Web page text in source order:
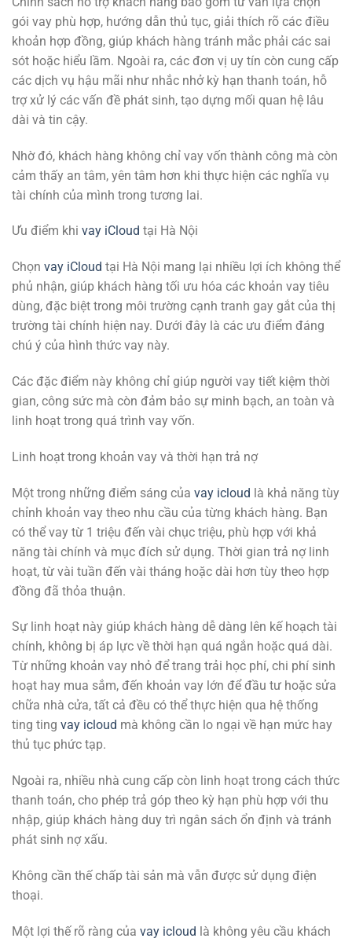
gói vay phù hợp, hướng dẫn thủ tục, giải thích rõ các điều
khoản hợp đồng, giúp khách hàng tránh mắc phải các sai
sót hoặc hiểu lầm. Ngoài ra, các đơn vị uy tín còn cung cấp
các dịch vụ hậu mãi như nhắc nhở kỳ hạn thanh toán, hỗ
trợ xử lý các vấn đề phát sinh, tạo dựng mối quan hệ lâu
dài và tin cậy.
Nhờ đó, khách hàng không chỉ vay vốn thành công mà còn
cảm thấy an tâm, yên tâm hơn khi thực hiện các nghĩa vụ
tài chính của mình trong tương lai.
Ưu điểm khi vay iCloud tại Hà Nội
Chọn vay iCloud tại Hà Nội mang lại nhiều lợi ích không thể
phủ nhận, giúp khách hàng tối ưu hóa các khoản vay tiêu
dùng, đặc biệt trong môi trường cạnh tranh gay gắt của thị
trường tài chính hiện nay. Dưới đây là các ưu điểm đáng
chú ý của hình thức vay này.
Các đặc điểm này không chỉ giúp người vay tiết kiệm thời
gian, công sức mà còn đảm bảo sự minh bạch, an toàn và
linh hoạt trong quá trình vay vốn.
Linh hoạt trong khoản vay và thời hạn trả nợ
Một trong những điểm sáng của vay icloud là khả năng tùy
chỉnh khoản vay theo nhu cầu của từng khách hàng. Bạn
có thể vay từ 1 triệu đến vài chục triệu, phù hợp với khả
năng tài chính và mục đích sử dụng. Thời gian trả nợ linh
hoạt, từ vài tuần đến vài tháng hoặc dài hơn tùy theo hợp
đồng đã thỏa thuận.
Sự linh hoạt này giúp khách hàng dễ dàng lên kế hoạch tài
chính, không bị áp lực về thời hạn quá ngắn hoặc quá dài.
Từ những khoản vay nhỏ để trang trải học phí, chi phí sinh
hoạt hay mua sắm, đến khoản vay lớn để đầu tư hoặc sửa
chữa nhà cửa, tất cả đều có thể thực hiện qua hệ thống
ting ting vay icloud mà không cần lo ngại về hạn mức hay
thủ tục phức tạp.
Ngoài ra, nhiều nhà cung cấp còn linh hoạt trong cách thức
thanh toán, cho phép trả góp theo kỳ hạn phù hợp với thu
nhập, giúp khách hàng duy trì ngân sách ổn định và tránh
phát sinh nợ xấu.
Không cần thế chấp tài sản mà vẫn được sử dụng điện
thoại.
Một lợi thế rõ ràng của vay icloud là không yêu cầu khách